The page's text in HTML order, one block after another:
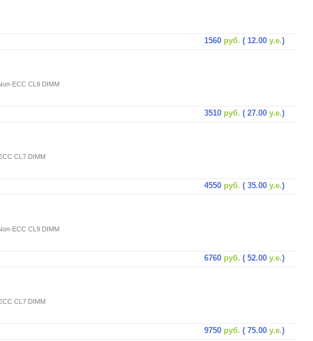
1560 руб. ( 12.00 у.е.)
ECC CL9 DIMM
3510 руб. ( 27.00 у.е.)
CL7 DIMM
4550 руб. ( 35.00 у.е.)
ECC CL9 DIMM
6760 руб. ( 52.00 у.е.)
CL7 DIMM
9750 руб. ( 75.00 у.е.)